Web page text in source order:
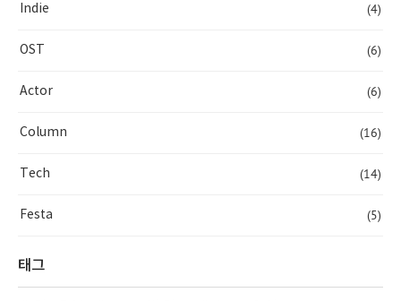
Indie (4)
OST (6)
Actor (6)
Column (16)
Tech (14)
Festa (5)
태그